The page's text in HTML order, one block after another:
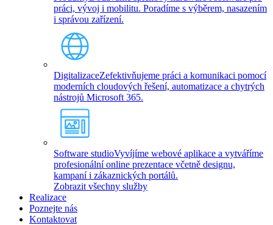
práci, vývoj i mobilitu. Poradíme s výběrem, nasazením
i správou zařízení.
DigitalizaceZefektivňujeme práci a komunikaci pomocí
moderních cloudových řešení, automatizace a chytrých
nástrojů Microsoft 365.
Software studioVyvíjíme webové aplikace a vytváříme
profesionální online prezentace včetně designu,
kampaní i zákaznických portálů.
Zobrazit všechny služby
Realizace
Poznejte nás
Kontaktovat